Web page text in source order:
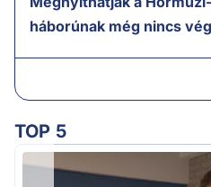
háborúnak még nincs
TOP 5